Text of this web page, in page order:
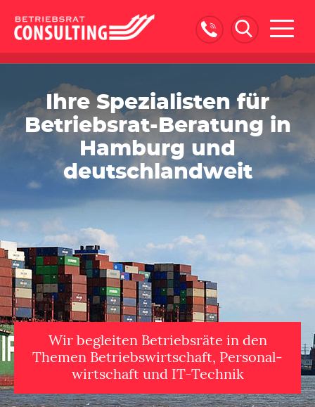
Ihre Spezialisten für
Betriebsrat-Beratung in
Hamburg und
deutschlandweit
Wir begleiten Betriebsräte in den
Themen Betriebs­wirtschaft, Personal­
wirtschaft und IT-Technik